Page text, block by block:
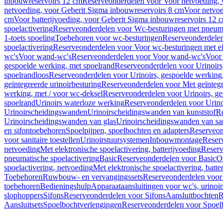
netvoeding, voor Geberit Sigma inbouwreservoirs 8 cmVoor
cmVoor batterijvoeding, voor Geberit Sigma inbouwreservoirs 12
spoelactiveringReserveonderdelen voor Wc-besturingen met
1-toets spoelingToebehoren voor wc-besturingen
spoelactiveringReserveonderdelen voor Voor wc-besturingen met
wc'sVoor wand-wc'sReserveonderdelen voor Voor wand-wc'sVoor
gespoelde werking, met spoelrandReserveonderdelen voor
spoelrandloosReserveonderdelen voor Urinoirs, gespoelde
geïntegreerde urinoirbesturingReserveonderdelen voor Met
werking, met / voor wc-dekselReserveonderdelen voor Urinoirs,
spoelrandUrinoirs waterloze werkingReserveonderdelen voor
UrinoirscheidingswandenUrinoirscheidingswanden van kunststof
Urinoirscheidingswanden van glasUrinoirscheidingswanden van
en sifontoebehorenSpoelpijpen, spoelbochten en adapters
voor sanitaire toestellenUrinoirstuursystemenInbouwmontage
netvoedingMet elektronische spoelactivering, batterijvoeding
pneumatische spoelactiveringBasicReserveonderdelen voor Basic
spoelactivering, netvoedingMet elektronische spoelactivering,
ToebehorenRuwbouw- en vervangingssetsReserveonderdelen
toebehorenBedieningshulpApparaataansluitingen voor wc's,
slophoppersSifonsReserveonderdelen voor SifonsAansluitbochten
AansluitsetsSpoelbochtverlengingenReserveonderdelen voor